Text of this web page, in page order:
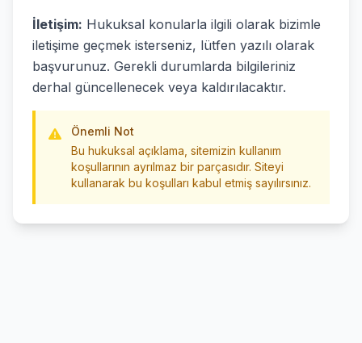
İletişim: Hukuksal konularla ilgili olarak bizimle
iletişime geçmek isterseniz, lütfen yazılı olarak
başvurunuz. Gerekli durumlarda bilgileriniz
derhal güncellenecek veya kaldırılacaktır.
Önemli Not
Bu hukuksal açıklama, sitemizin kullanım
koşullarının ayrılmaz bir parçasıdır. Siteyi
kullanarak bu koşulları kabul etmiş sayılırsınız.